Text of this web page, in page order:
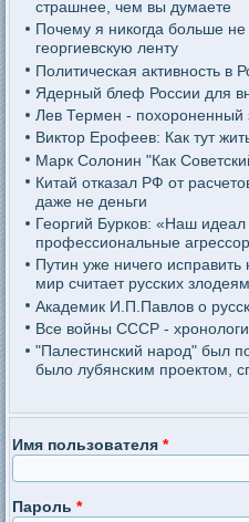
страшнее, чем вы думаете
Почему я никогда больше
георгиевскую ленту
Политическая активность в
Ядерный блеф России для
Лев Термен - похороненный
Виктор Ерофеев: Как тут
Марк Солонин "Как
Китай отказал РФ от
даже не деньги
Георгий Бурков: «Наш
профессиональные
Путин уже ничего
мир считает русских
Академик И.П.Павлов о
Все войны СССР -
"Палестинский народ" был
было лубянским проектом,
Имя пользователя*
Пароль*